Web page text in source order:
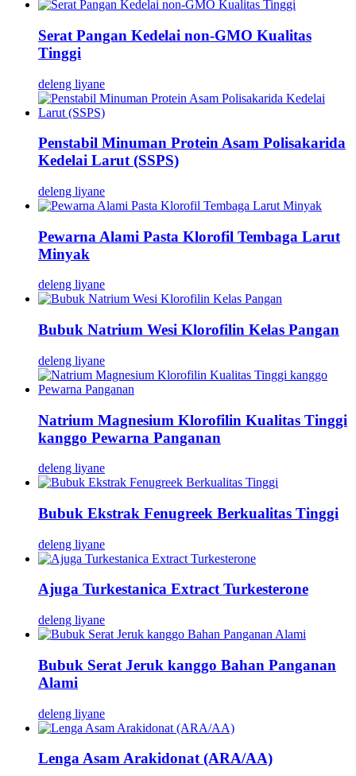
Serat Pangan Kedelai non-GMO Kualitas
Tinggi
deleng liyane
Penstabil Minuman Protein Asam Polisakarida
Kedelai Larut (SSPS)
deleng liyane
Pewarna Alami Pasta Klorofil Tembaga Larut
Minyak
deleng liyane
Bubuk Natrium Wesi Klorofilin Kelas Pangan
deleng liyane
Natrium Magnesium Klorofilin Kualitas Tinggi
kanggo Pewarna Panganan
deleng liyane
Bubuk Ekstrak Fenugreek Berkualitas Tinggi
deleng liyane
Ajuga Turkestanica Extract Turkesterone
deleng liyane
Bubuk Serat Jeruk kanggo Bahan Panganan
Alami
deleng liyane
Lenga Asam Arakidonat (ARA/AA)